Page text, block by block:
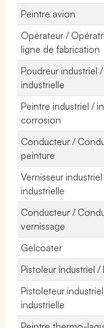
Peintre avion
Opérateur /
ligne de fabrication
Poudreur industriel
industrielle
Peintre industriel /
corrosion
Conducteur /
peinture
Vernisseur
industrielle
Conducteur /
vernissage
Gelcoater
Pistoleur industriel /
Pistoleteur
industrielle